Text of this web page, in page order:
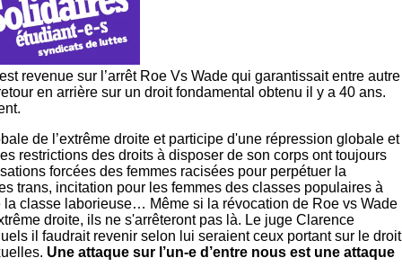
revenue sur l’arrêt Roe Vs Wade qui garantissait entre autre
en arrière sur un droit fondamental obtenu il y a 40 ans.
de l’extrême droite et participe d'une répression globale et
restrictions des droits à disposer de son corps ont toujours
forcées des femmes racisées pour perpétuer la
trans, incitation pour les femmes des classes populaires à
classe laborieuse… Même si la révocation de Roe vs Wade
droite, ils ne s'arrêteront pas là. Le juge Clarence
il faudrait revenir selon lui seraient ceux portant sur le droit
Une attaque sur l’un-e d’entre nous est une attaque